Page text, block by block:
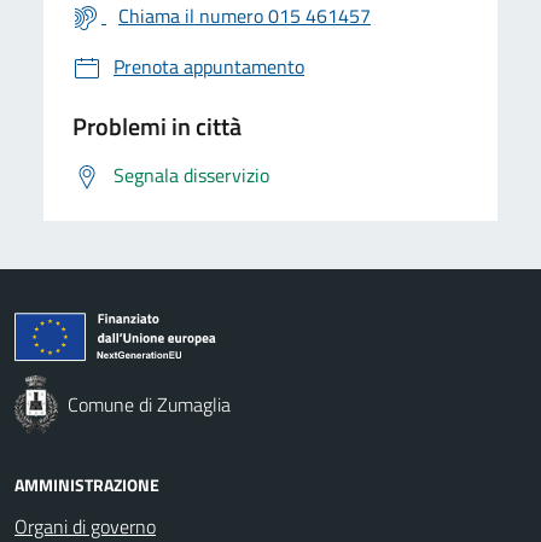
Chiama il numero 015 461457
Prenota appuntamento
Problemi in città
Segnala disservizio
Comune di Zumaglia
AMMINISTRAZIONE
Organi di governo